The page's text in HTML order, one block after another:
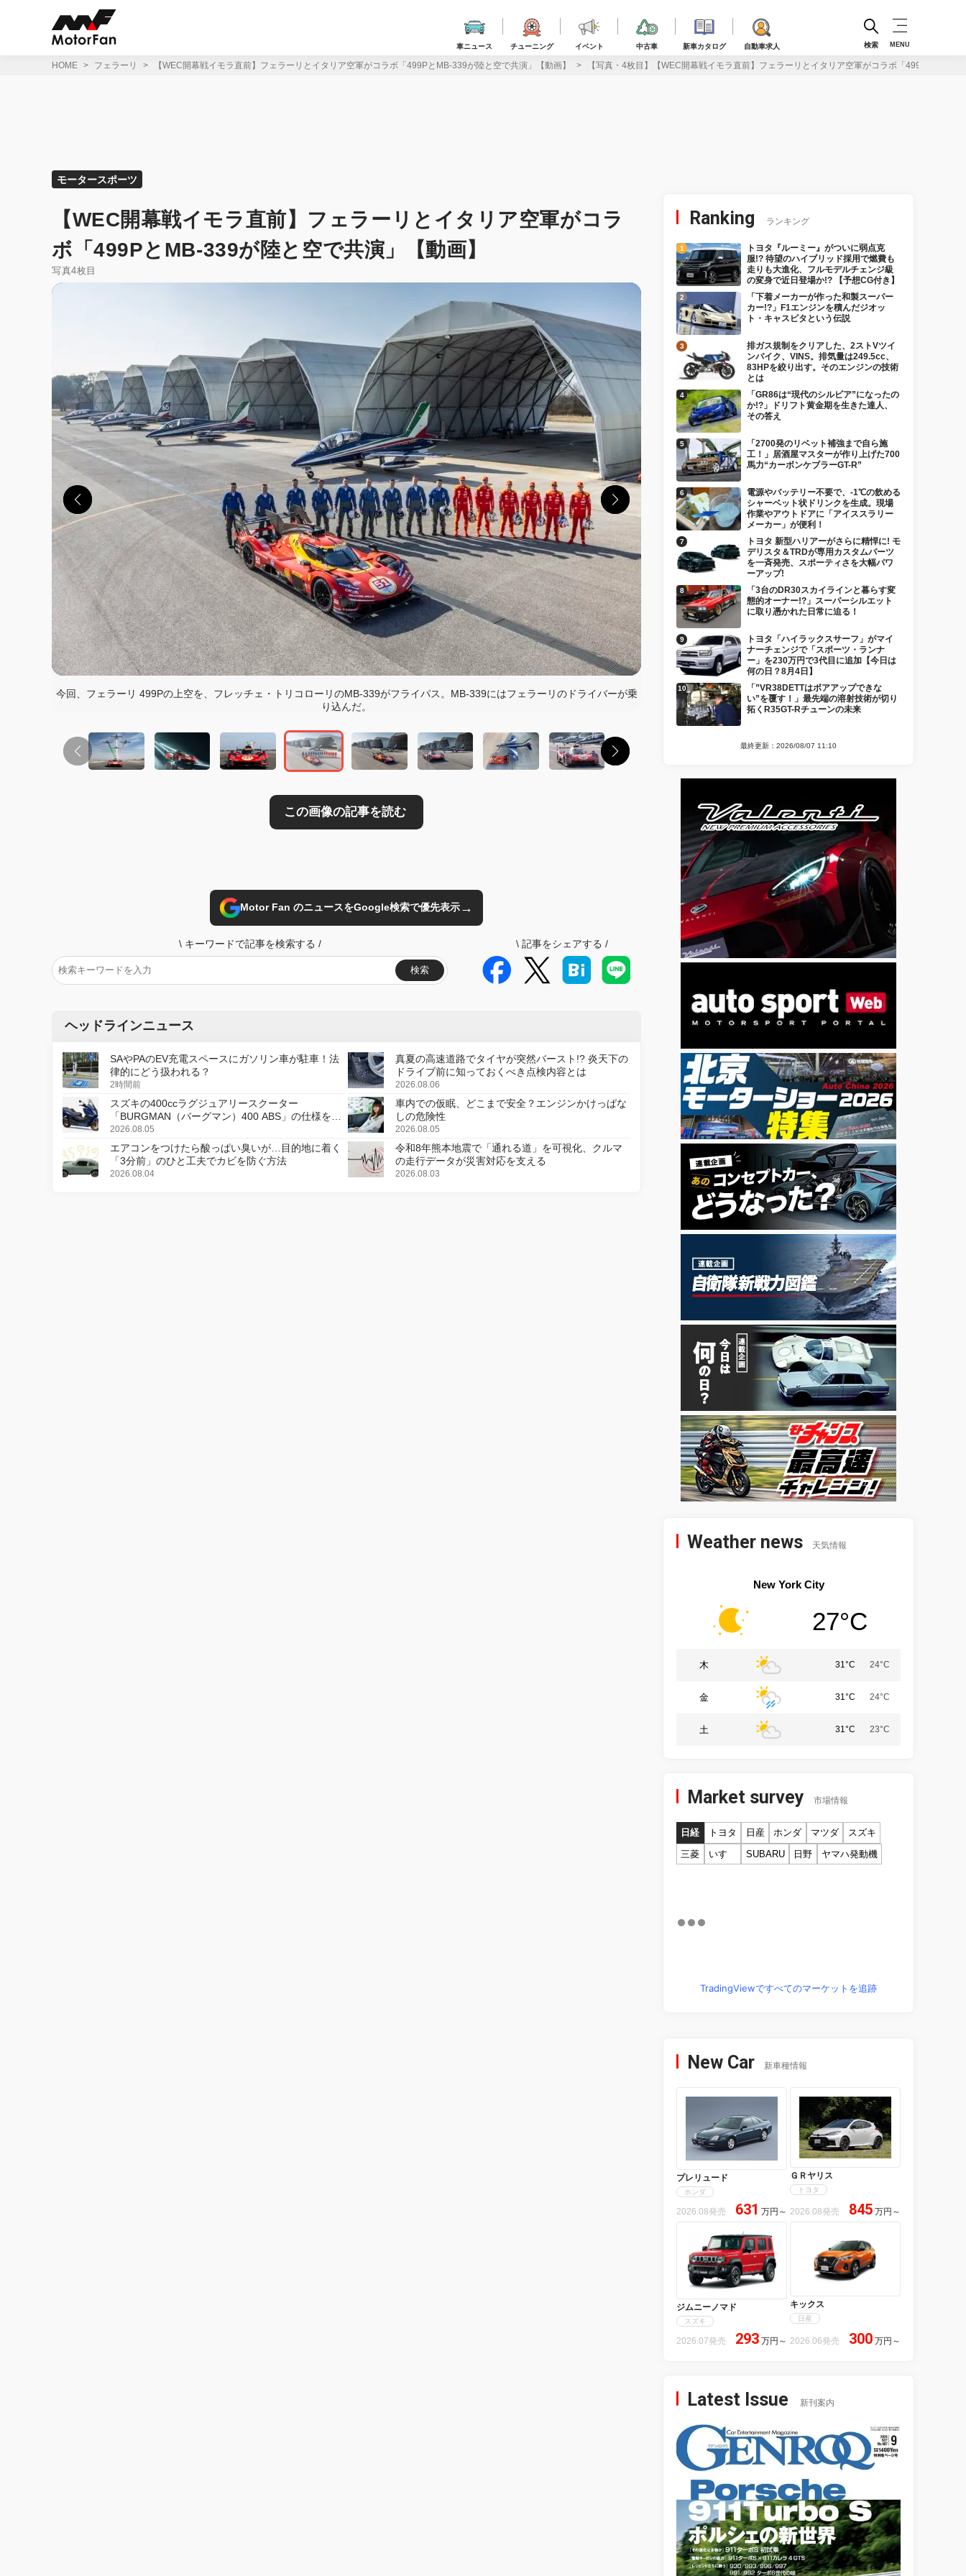
車ニュース チューニング イベント 中古車 新車カタログ 自動車求人 検索 MENU
HOME フェラーリ 【WEC開幕戦イモラ直前】フェラーリとイタリア空軍がコラボ「499PとMB-339が陸と空で共演」【動画】 【写真・4枚目】【WEC開幕戦イモラ直前】フェラーリとイタリア空軍がコラボ「499PとMB-
モータースポーツ
【WEC開幕戦イモラ直前】フェラーリとイタリア空軍がコラ
ボ「499PとMB-339が陸と空で共演」【動画】
写真4枚目
今回、フェラーリ 499Pの上空を、フレッチェ・トリコローリのMB-339がフライパス。MB-339にはフェラーリのドライバーが乗
り込んだ。
この画像の記事を読む
Motor Fan のニュースをGoogle検索で優先表示→
\ キーワードで記事を検索する /
検索
\ 記事をシェアする /
ヘッドラインニュース
SAやPAのEV充電スペースにガソリン車が駐車！法
律的にどう扱われる？
2時間前
真夏の高速道路でタイヤが突然バースト!? 炎天下の
ドライブ前に知っておくべき点検内容とは
2026.08.06
スズキの400ccラグジュアリースクーター
「BURGMAN（バーグマン）400 ABS」の仕様を変
更し、8月18日に発売
2026.08.05
車内での仮眠、どこまで安全？エンジンかけっぱな
しの危険性
2026.08.05
エアコンをつけたら酸っぱい臭いが…目的地に着く
「3分前」のひと工夫でカビを防ぐ方法
2026.08.04
令和8年熊本地震で「通れる道」を可視化、クルマ
の走行データが災害対応を支える
2026.08.03
Ranking ランキング
トヨタ『ルーミー』がついに弱点克
服!? 待望のハイブリッド採用で燃費も
走りも大進化、フルモデルチェンジ級
の変身で近日登場か!? 【予想CG付き】
「下着メーカーが作った和製スーパー
カー!?」F1エンジンを積んだジオッ
ト・キャスピタという伝説
排ガス規制をクリアした、2ストVツイ
ンバイク、VINS。排気量は249.5cc、
83HPを絞り出す。そのエンジンの技術
とは
「GR86は“現代のシルビア”になったの
か!?」ドリフト黄金期を生きた達人、
その答え
「2700発のリベット補強まで自ら施
工！」居酒屋マスターが作り上げた700
馬力“カーボンケブラーGT-R”
電源やバッテリー不要で、-1℃の飲める
シャーベット状ドリンクを生成。現場
作業やアウトドアに「アイススラリー
メーカー」が便利！
トヨタ 新型ハリアーがさらに精悍に! モ
デリスタ＆TRDが専用カスタムパーツ
を一斉発売、スポーティさを大幅パワ
ーアップ!
「3台のDR30スカイラインと暮らす変
態的オーナー!?」スーパーシルエット
に取り憑かれた日常に迫る！
トヨタ「ハイラックスサーフ」がマイ
ナーチェンジで「スポーツ・ランナ
ー」を230万円で3代目に追加【今日は
何の日？8月4日】
「”VR38DETTはボアアップできな
い”を覆す！」最先端の溶射技術が切り
拓くR35GT-Rチューンの未来
最終更新：2026/08/07 11:10
Weather news 天気情報
New York City
27°C
木 31°C 24°C
金 31°C 24°C
土 31°C 23°C
Market survey 市場情報
日経 トヨタ 日産 ホンダ マツダ
スズキ
三菱
いすゞ SUBARU 日野 ヤマハ発動機
TradingViewですべてのマーケットを追跡
New Car 新車種情報
プレリュード
ホンダ
2026.08発売 631 万円 ～
ＧＲヤリス
トヨタ
2026.08発売 845 万円 ～
ジムニーノマド
スズキ
2026.07発売 293 万円 ～
キックス
日産
2026.06発売 300 万円 ～
Latest Issue 新刊案内